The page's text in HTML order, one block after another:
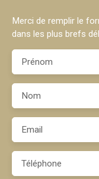
Merci de remplir le
dans les plus brefs
Prénom
Nom
Email
Téléphone